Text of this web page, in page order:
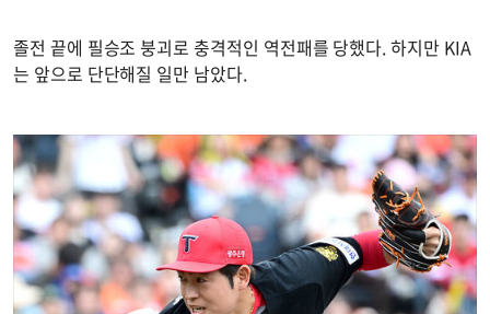
졸전 끝에 필승조 붕괴로 충격적인 역전패를 당했다. 하지만 KIA
는 앞으로 단단해질 일만 남았다.